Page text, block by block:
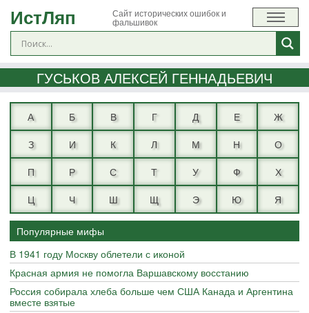
ИстЛяп Сайт исторических ошибок и
фальшивок
ГУСЬКОВ АЛЕКСЕЙ ГЕННАДЬЕВИЧ
А Б В Г Д Е
Ж
З
И К Л М Н
О
П
Р С Т У Ф
Х
Ц
Ч Ш Щ Э Ю Я
Популярные мифы
В 1941 году Москву облетели с иконой
Красная армия не помогла Варшавскому восстанию
Россия собирала хлеба больше чем США Канада и Аргентина
вместе взятые